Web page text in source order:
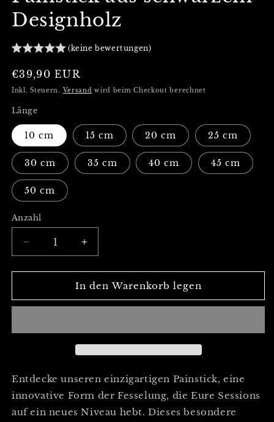
Designholz
(keine bewertungen)
Normaler
Preis
€39,90 EUR
Inkl. Steuern. Versand wird beim Checkout berechnet
Länge
10 cm 15 cm 20 cm 25 cm
30 cm 35 cm 40 cm 45 cm
50 cm
Anzahl
Verringere
die
Menge
Painstick
Designholz
Erhöhe
die
Menge
für
Painstick
Designholz
In den Warenkorb legen
Entdecke unseren einzigartigen Painstick, eine
innovative Form der Fesselung, die Eure Sessions
auf ein neues Niveau hebt. Dieses besondere